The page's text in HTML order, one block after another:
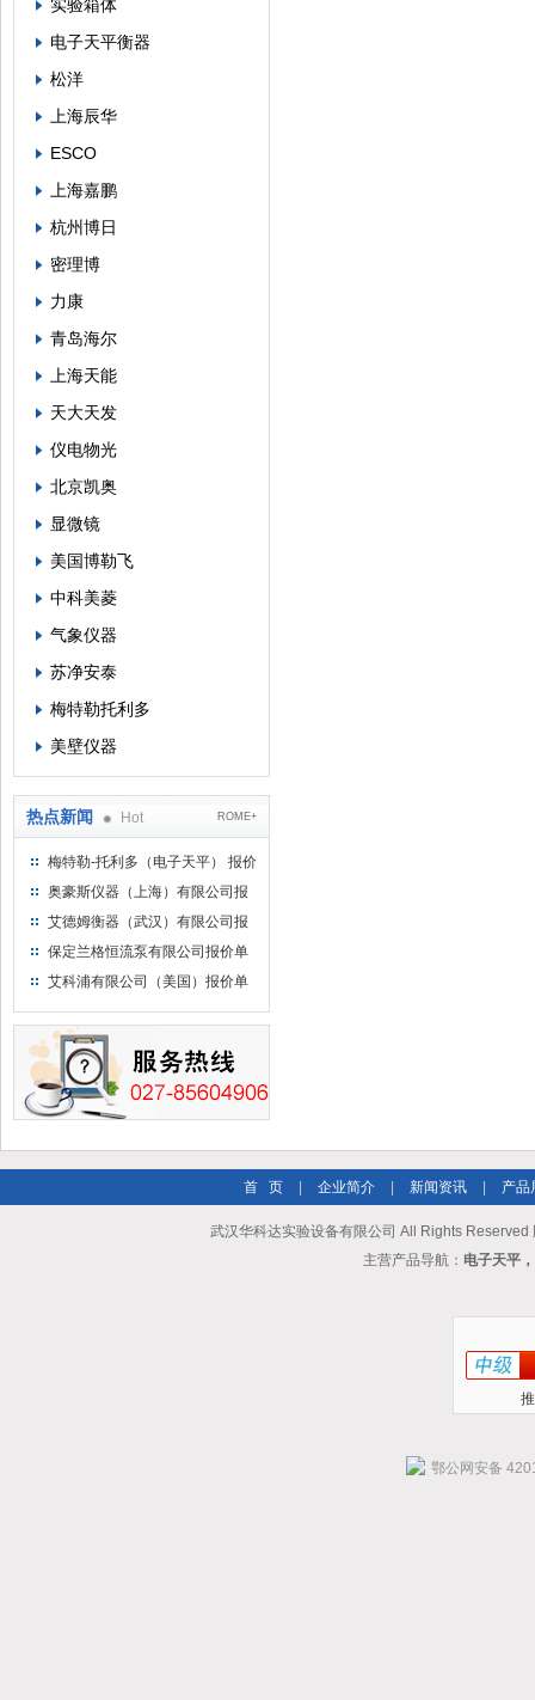
实验箱体
电子天平衡器
松洋
上海辰华
ESCO
上海嘉鹏
杭州博日
密理博
力康
青岛海尔
上海天能
天大天发
仪电物光
北京凯奥
显微镜
美国博勒飞
中科美菱
气象仪器
苏净安泰
梅特勒托利多
美壁仪器
热点新闻 Hot ROME+
梅特勒-托利多（电子天平） 报价
单
奥豪斯仪器（上海）有限公司报
价单
艾德姆衡器（武汉）有限公司报
价单
保定兰格恒流泵有限公司报价单
艾科浦有限公司（美国）报价单
首 页 企业简介 新闻资讯 产品
武汉华科达实验设备有限公司 All Rights Reserved
主营产品导航： 电子天平
鄂公网安备